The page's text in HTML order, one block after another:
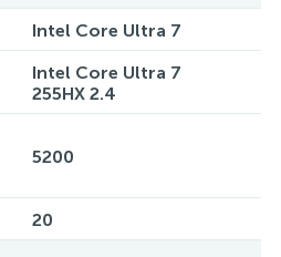
Intel Core Ultra 7
Intel Core Ultra 7
255HX 2.4
5200
20